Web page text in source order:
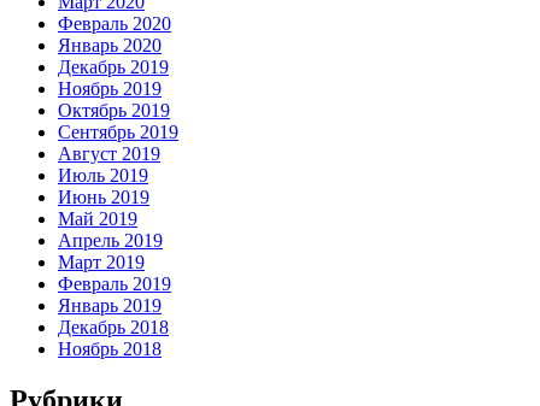
Февраль 2020
Январь 2020
Декабрь 2019
Ноябрь 2019
Октябрь 2019
Сентябрь 2019
Август 2019
Июль 2019
Июнь 2019
Май 2019
Апрель 2019
Март 2019
Февраль 2019
Январь 2019
Декабрь 2018
Ноябрь 2018